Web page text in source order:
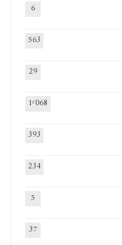
6
563
29
1٬068
393
234
5
37